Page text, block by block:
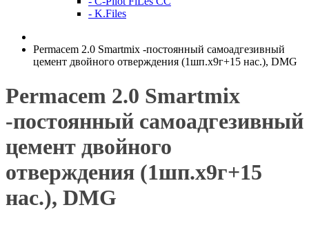
- K.Files
Permacem 2.0 Smartmix -постоянный самоадгезивный
цемент двойного отверждения (1шп.х9г+15 нас.), DMG
Permacem 2.0 Smartmix
-постоянный самоадгезивный
цемент двойного
отверждения (1шп.х9г+15
нас.), DMG